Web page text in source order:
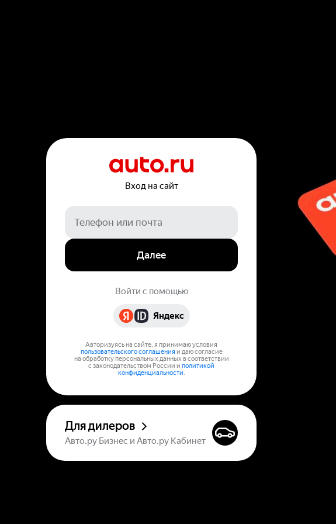
Вход на сайт
Далее
Войти с помощью
Яндекс
Авторизуясь на сайте, я принимаю условия
пользовательского соглашения и даю согласие
на обработку персональных данных в соответствии
с законодательством России и политикой
конфиденциальности.
Для дилеров
Авто.ру Бизнес и Авто.ру Кабинет